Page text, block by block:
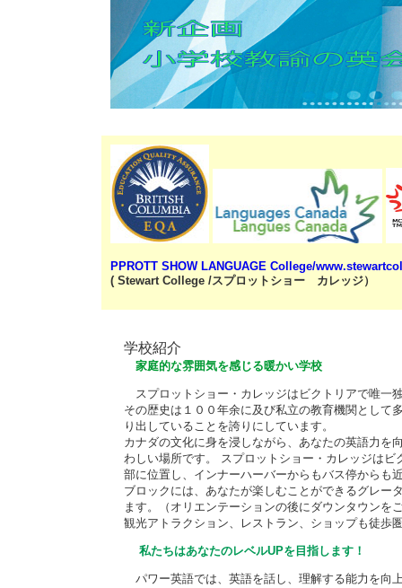
PPROTT SHOW LANGUAGE College/
( Stewart College /スプロットショー カレッジ）
学校紹介
家庭的な雰囲気を感じる暖かい学校
スプロットショー・カレッジはビクトリアで唯一
その歴史は１００年余に及び私立の教育機関として
り出していることを誇りにしています。
カナダの文化に身を浸しながら、あなたの英語力を
わしい場所です。 スプロットショー・カレッジはビ
部に位置し、インナーハーバーからもバス停からも
ブロックには、あなたが楽しむことができるグレー
ます。（オリエンテーションの後にダウンタウンを
観光アトラクション、レストラン、ショップも徒歩
私たちはあなたのレベルUPを目指します！
パワー英語では、英語を話し、理解する能力を向